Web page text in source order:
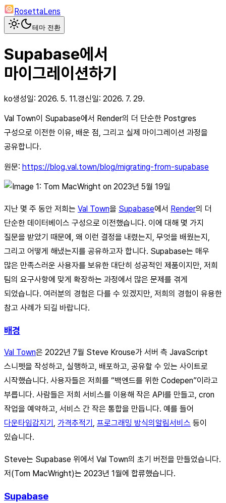
RosettaLens
테마 전환
Supabase에서
마이그레이션하기
ko생성일: 2026. 5. 11.갱신일: 2026. 7. 29.
Val Town이 Supabase에서 Render의 더 단순한 Postgres
구성으로 이전한 이유, 배운 점, 그리고 실제 마이그레이션 과정을
공유합니다.
원문: https://blog.val.town/blog/migrating-from-supabase
on 2023년 5월 19일
지난 몇 주 동안 저희는 Val Town을 Supabase에서 Render의 더
단순한 데이터베이스 구성으로 이전했습니다. 이에 대해 몇 가지
질문을 받았기 때문에, 왜 이런 결정을 내렸는지, 무엇을 배웠는지,
그리고 어떻게 해냈는지를 공유하고자 합니다. Supabase는 매우
많은 만족스러운 사용자를 보유한 대단히 성공적인 제품이지만, 저희
팀의 요구사항에 맞게 확장하는 과정에서 많은 문제를 겪게
되었습니다. 여러분의 경험은 다를 수 있겠지만, 저희의 경험이 유용한
참고 사례가 되길 바랍니다.
배경
Val Town은 2022년 7월 Steve Krouse가 서버 측 JavaScript
스니펫을 작성하고, 실행하고, 배포하고, 공유할 수 있는 사이트로
시작했습니다. 사용자들은 저희를 “백엔드를 위한 Codepen”이라고
부릅니다. 사람들은 저희 서비스를 이용해 작은 API를 만들고, cron
작업을 예약하고, 서비스 간 작은 통합을 만듭니다. 예를 들어
다운타임감지기 , 가격추적기 , 프로그래밍 방식의 알림서비스 등이
있습니다.
Steve는 Supabase 위에서 Val Town의 초기 버전을 만들었습니다.
저(Tom MacWright)는 2023년 1월에 합류했습니다.
Supabase